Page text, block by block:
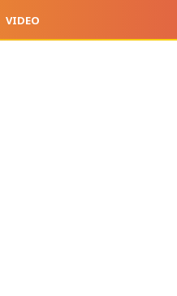
VIDEO